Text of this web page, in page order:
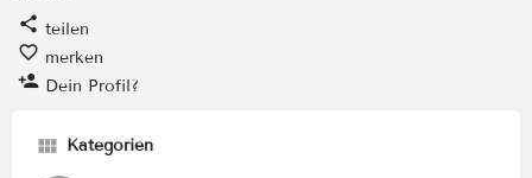
teilen
merken
Dein Profil?
Kategorien